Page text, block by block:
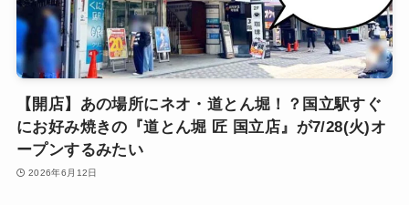
【開店】あの場所にネオ・道とん堀！？国立駅すぐ
にお好み焼きの『道とん堀 匠 国立店』が7/28(火)オ
ープンするみたい
2026年6月12日